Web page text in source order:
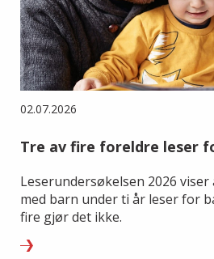
02.07.2026
Tre av fire foreldre leser
Leserundersøkelsen 2026
med barn under ti år leser for
fire gjør det ikke.